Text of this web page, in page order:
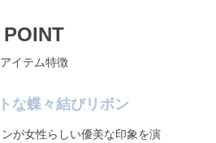
POINT
アイテム特徴
な蝶々結びリボン
が女性らしい優美な印象を演